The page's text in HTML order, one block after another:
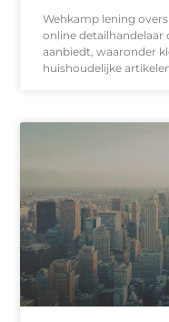
Wehkamp lening
online detailhandelaar
aanbiedt, waaronder
huishoudelijke